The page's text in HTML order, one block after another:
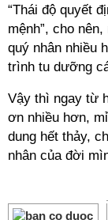
“Thái độ quyết
mệnh”, cho
quý nhân nhiều
trình tu dưỡng
Vậy thì ngay từ
ơn nhiều hơn,
dung hết thảy,
nhân của đời